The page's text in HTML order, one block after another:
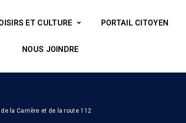
ET CULTURE PORTAIL CITOYEN
NOUS JOINDRE
la Carrière et de la route 112